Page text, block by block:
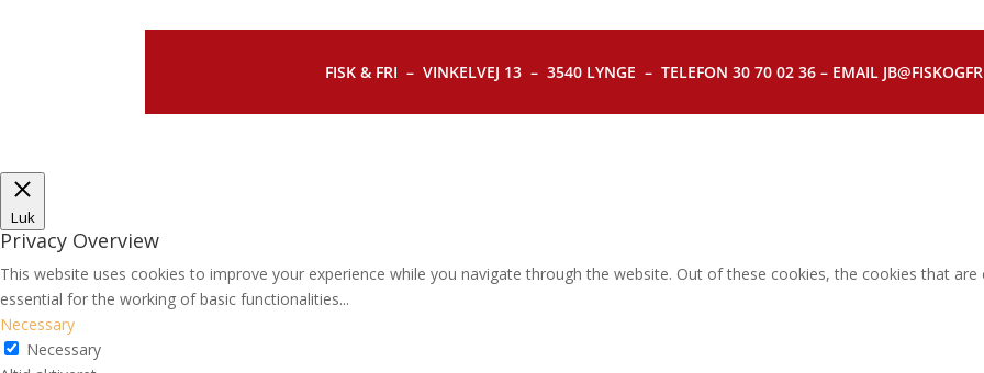
FISK & FRI – VINKELVEJ 13 – 3540 LYNGE – TELEFON 30 70 02 36 – EMAIL
Luk
Privacy Overview
This website uses cookies to improve your experience while you navigate through the website. Out of these cookies, the cookies that
essential for the working of basic functionalities...
Necessary
Necessary